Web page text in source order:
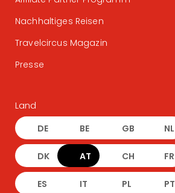
Nachhaltiges Reisen
Travelcircus Magazin
Presse
Land
DE BE GB NL
DK AT CH FR
ES IT PL PT